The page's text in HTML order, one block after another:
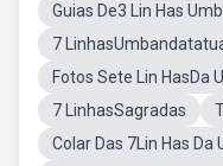
Guias De3 Lin Has
7
Fotos Sete Lin HasDa
7 LinhasSagradas
Colar Das 7Lin Has Da